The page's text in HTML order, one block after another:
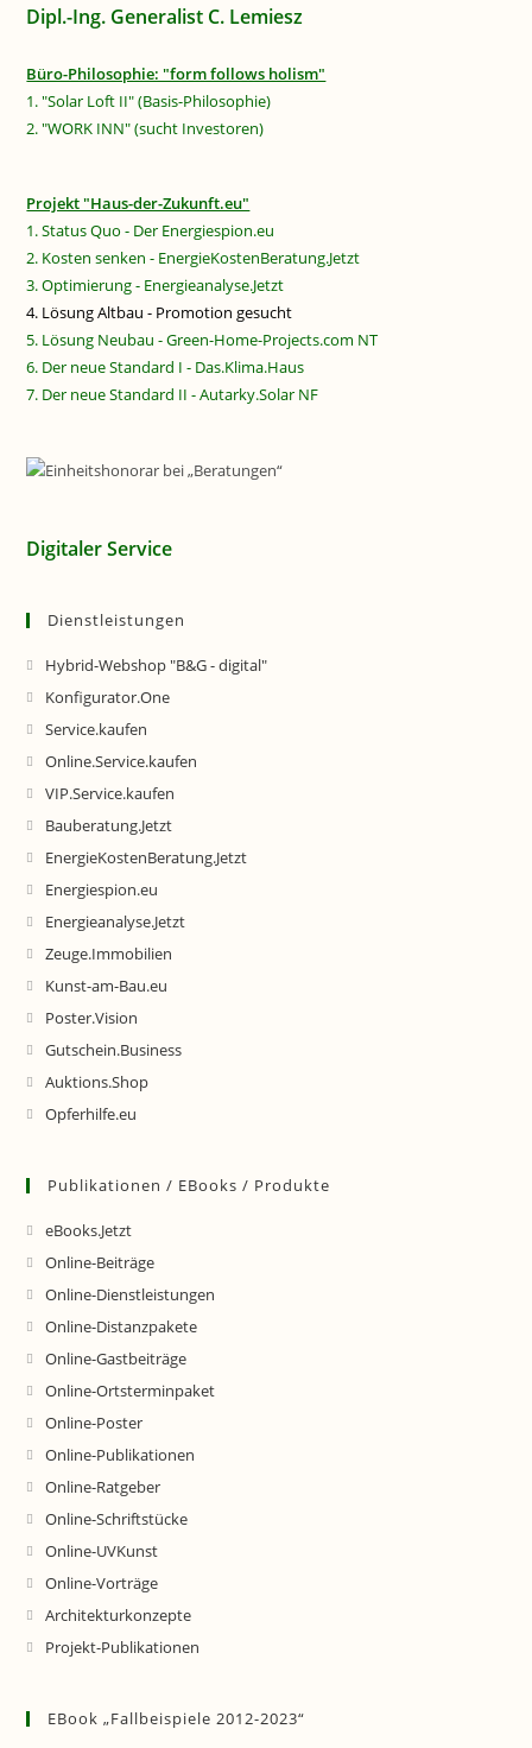
Dipl.-Ing. Generalist C. Lemiesz
Büro-Philosophie: "form follows holism"
1. "Solar Loft II" (Basis-Philosophie)
2. "WORK INN" (sucht Investoren)
Projekt "Haus-der-Zukunft.eu"
1. Status Quo - Der Energiespion.eu
2. Kosten senken - EnergieKostenBeratung.Jetzt
3. Optimierung - Energieanalyse.Jetzt
4. Lösung Altbau - Promotion gesucht
5. Lösung Neubau - Green-Home-Projects.com NT
6. Der neue Standard I - Das.Klima.Haus
7. Der neue Standard II - Autarky.Solar NF
Digitaler Service
Dienstleistungen
Hybrid-Webshop "B&G - digital"
Konfigurator.One
Service.kaufen
Online.Service.kaufen
VIP.Service.kaufen
Bauberatung.Jetzt
EnergieKostenBeratung.Jetzt
Energiespion.eu
Energieanalyse.Jetzt
Zeuge.Immobilien
Kunst-am-Bau.eu
Poster.Vision
Gutschein.Business
Auktions.Shop
Opferhilfe.eu
Publikationen / EBooks / Produkte
eBooks.Jetzt
Online-Beiträge
Online-Dienstleistungen
Online-Distanzpakete
Online-Gastbeiträge
Online-Ortsterminpaket
Online-Poster
Online-Publikationen
Online-Ratgeber
Online-Schriftstücke
Online-UVKunst
Online-Vorträge
Architekturkonzepte
Projekt-Publikationen
EBook „Fallbeispiele 2012-2023“